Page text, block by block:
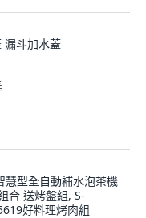
漏斗加水蓋
慧型全自動補水泡茶機
合 送烤盤組, S-
好料理烤肉組